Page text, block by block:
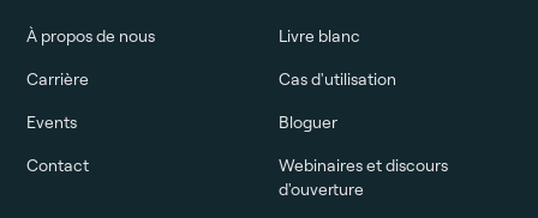
À propos de nous
Carrière
Events
Contact
Livre blanc
Cas d'utilisation
Bloguer
Webinaires et discours
d'ouverture